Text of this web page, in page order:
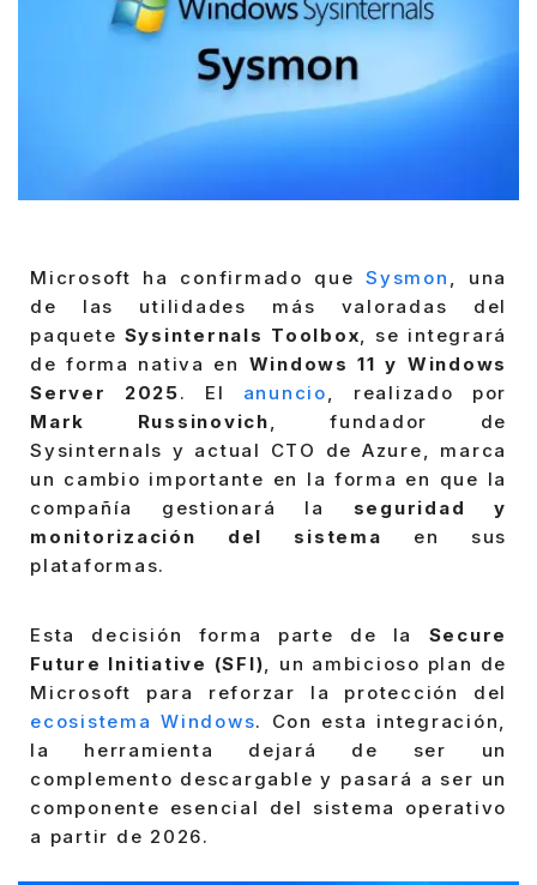
Microsoft ha confirmado que Sysmon , una
de las utilidades más valoradas del
paquete Sysinternals Toolbox, se integrará
de forma nativa en Windows 11 y Windows
Server 2025. El anuncio, realizado por
Mark Russinovich, fundador de
Sysinternals y actual CTO de Azure, marca
un cambio importante en la forma en que la
compañía gestionará la
seguridad y
monitorización del sistema en sus
plataformas.
Esta decisión forma parte de la Secure
Future Initiative (SFI), un ambicioso plan de
Microsoft para reforzar la protección del
ecosistema Windows. Con esta integración,
la herramienta dejará de ser un
complemento descargable y pasará a ser un
componente esencial del sistema operativo
a partir de 2026.